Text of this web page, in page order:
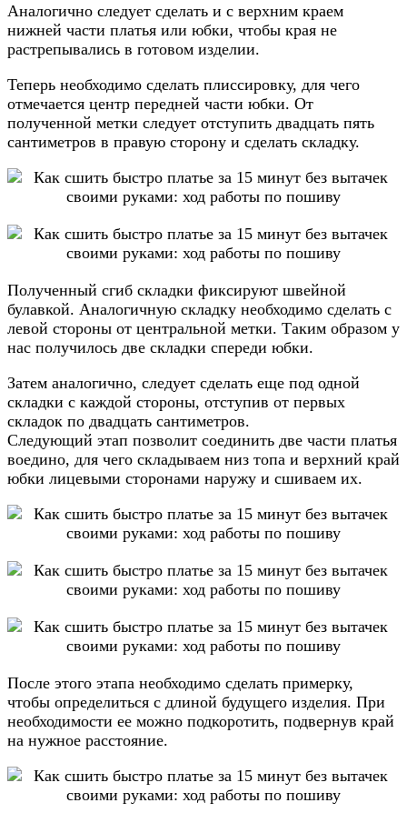
Аналогично следует сделать и с верхним краем
нижней части платья или юбки, чтобы края не
растрепывались в готовом изделии.
Теперь необходимо сделать плиссировку, для чего
отмечается центр передней части юбки. От
полученной метки следует отступить двадцать пять
сантиметров в правую сторону и сделать складку.
Полученный сгиб складки фиксируют швейной
булавкой. Аналогичную складку необходимо сделать с
левой стороны от центральной метки. Таким образом у
нас получилось две складки спереди юбки.
Затем аналогично, следует сделать еще под одной
складки с каждой стороны, отступив от первых
складок по двадцать сантиметров.
Следующий этап позволит соединить две части платья
воедино, для чего складываем низ топа и верхний край
юбки лицевыми сторонами наружу и сшиваем их.
После этого этапа необходимо сделать примерку,
чтобы определиться с длиной будущего изделия. При
необходимости ее можно подкоротить, подвернув край
на нужное расстояние.